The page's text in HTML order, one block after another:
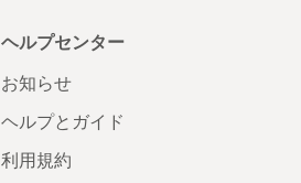
ヘルプセンター
お知らせ
ヘルプとガイド
利用規約